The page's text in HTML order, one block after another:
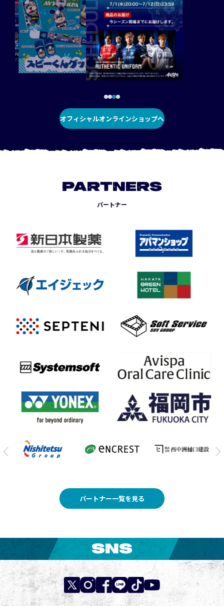
オフィシャルオンラインショップへ
PARTNERS
パートナー
パートナー一覧を見る
SNS